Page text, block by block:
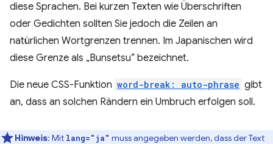
diese Sprachen. Bei kurzen Texten wie Überschriften
oder Gedichten sollten Sie jedoch die Zeilen an
natürlichen Wortgrenzen trennen. Im Japanischen wird
diese Grenze als „Bunsetsu“ bezeichnet.
Die neue CSS-Funktion word-break: auto-phrase gibt
an, dass an solchen Rändern ein Umbruch erfolgen soll.
Hinweis: Mit lang="ja" muss angegeben werden, dass der Text